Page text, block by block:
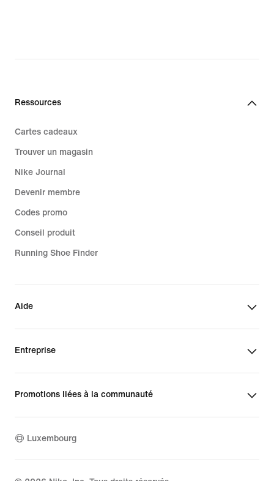
Ressources
Cartes cadeaux
Trouver un magasin
Nike Journal
Devenir membre
Codes promo
Conseil produit
Running Shoe Finder
Aide
Entreprise
Promotions liées à la communauté
Luxembourg